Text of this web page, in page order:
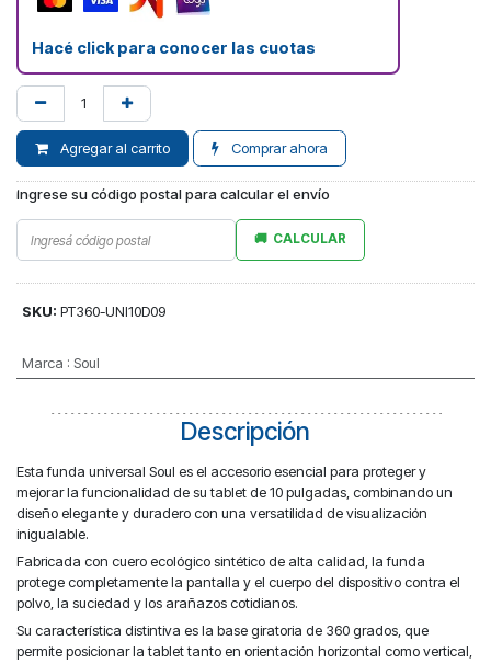
Hacé click para conocer las cuotas
Agregar al carrito Comprar ahora
Ingrese su código postal para calcular el envío
CALCULAR
SKU: PT360-UNI10D09
Marca : Soul
Descripción
Esta funda universal Soul es el accesorio esencial para proteger y
mejorar la funcionalidad de su tablet de 10 pulgadas, combinando un
diseño elegante y duradero con una versatilidad de visualización
inigualable.
Fabricada con cuero ecológico sintético de alta calidad, la funda
protege completamente la pantalla y el cuerpo del dispositivo contra el
polvo, la suciedad y los arañazos cotidianos.
Su característica distintiva es la base giratoria de 360 grados, que
permite posicionar la tablet tanto en orientación horizontal como vertical,